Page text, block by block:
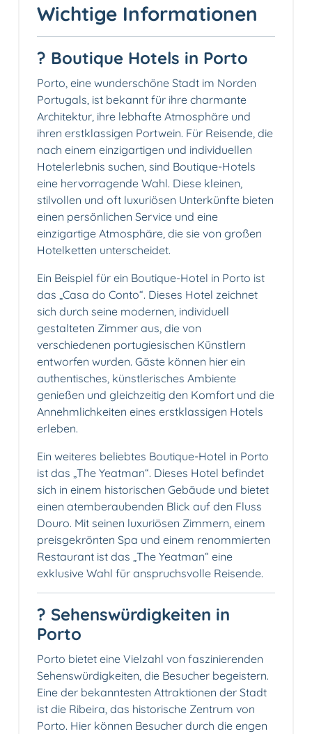
Wichtige Informationen
? Boutique Hotels in Porto
Porto, eine wunderschöne Stadt im Norden
Portugals, ist bekannt für ihre charmante
Architektur, ihre lebhafte Atmosphäre und
ihren erstklassigen Portwein. Für Reisende, die
nach einem einzigartigen und individuellen
Hotelerlebnis suchen, sind Boutique-Hotels
eine hervorragende Wahl. Diese kleinen,
stilvollen und oft luxuriösen Unterkünfte bieten
einen persönlichen Service und eine
einzigartige Atmosphäre, die sie von großen
Hotelketten unterscheidet.
Ein Beispiel für ein Boutique-Hotel in Porto ist
das „Casa do Conto“. Dieses Hotel zeichnet
sich durch seine modernen, individuell
gestalteten Zimmer aus, die von
verschiedenen portugiesischen Künstlern
entworfen wurden. Gäste können hier ein
authentisches, künstlerisches Ambiente
genießen und gleichzeitig den Komfort und die
Annehmlichkeiten eines erstklassigen Hotels
erleben.
Ein weiteres beliebtes Boutique-Hotel in Porto
ist das „The Yeatman“. Dieses Hotel befindet
sich in einem historischen Gebäude und bietet
einen atemberaubenden Blick auf den Fluss
Douro. Mit seinen luxuriösen Zimmern, einem
preisgekrönten Spa und einem renommierten
Restaurant ist das „The Yeatman“ eine
exklusive Wahl für anspruchsvolle Reisende.
? Sehenswürdigkeiten in
Porto
Porto bietet eine Vielzahl von faszinierenden
Sehenswürdigkeiten, die Besucher begeistern.
Eine der bekanntesten Attraktionen der Stadt
ist die Ribeira, das historische Zentrum von
Porto. Hier können Besucher durch die engen